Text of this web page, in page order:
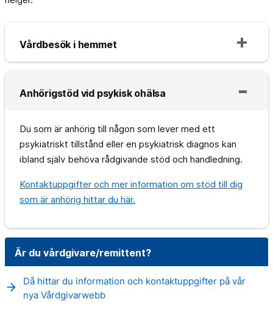
Vårdbesök i hemmet
Anhörigstöd vid psykisk ohälsa
Du som är anhörig till någon som lever med ett
psykiatriskt tillstånd eller en psykiatrisk diagnos kan
ibland själv behöva rådgivande stöd och handledning.
Kontaktuppgifter och mer information om stöd till dig
som är anhörig hittar du här.
Är du vårdgivare/remittent?
arrow_forward
Då hittar du information och kontaktuppgifter på vår
nya Vårdgivarwebb